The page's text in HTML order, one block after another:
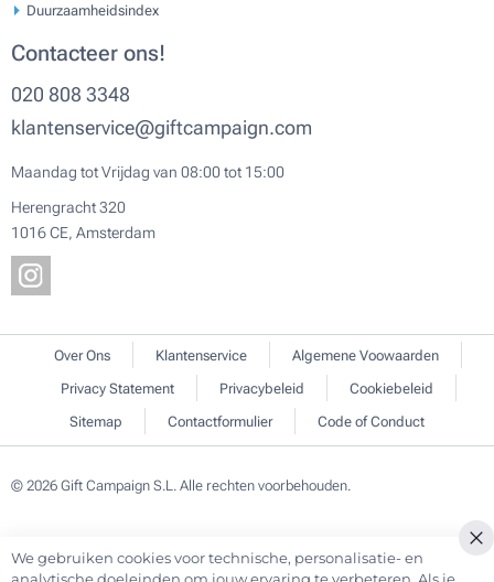
Duurzaamheidsindex
Contacteer ons!
020 808 3348
klantenservice@giftcampaign.com
Maandag tot Vrijdag van 08:00 tot 15:00
Herengracht 320
1016 CE, Amsterdam
Over Ons Klantenservice
Algemene Voowaarden
Privacy Statement
Privacybeleid
Cookiebeleid
Sitemap
Contactformulier Code of Conduct
© 2026 Gift Campaign S.L. Alle rechten voorbehouden.
We gebruiken cookies voor technische, personalisatie- en